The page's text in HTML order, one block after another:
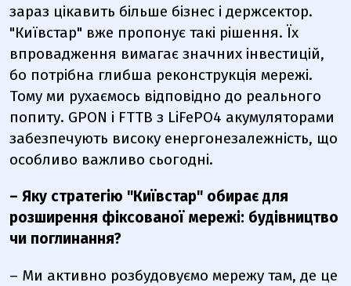
зараз цікавить більше бізнес і держсектор.
"Київстар" вже пропонує такі рішення. Їх
впровадження вимагає значних інвестицій,
бо потрібна глибша реконструкція мережі.
Тому ми рухаємось відповідно до реального
попиту. GPON і FTTB з LiFePO4 акумуляторами
забезпечують високу енергонезалежність, що
особливо важливо сьогодні.
– Яку стратегію "Київстар" обирає для
розширення фіксованої мережі: будівництво
чи поглинання?
– Ми активно розбудовуємо мережу там, де це